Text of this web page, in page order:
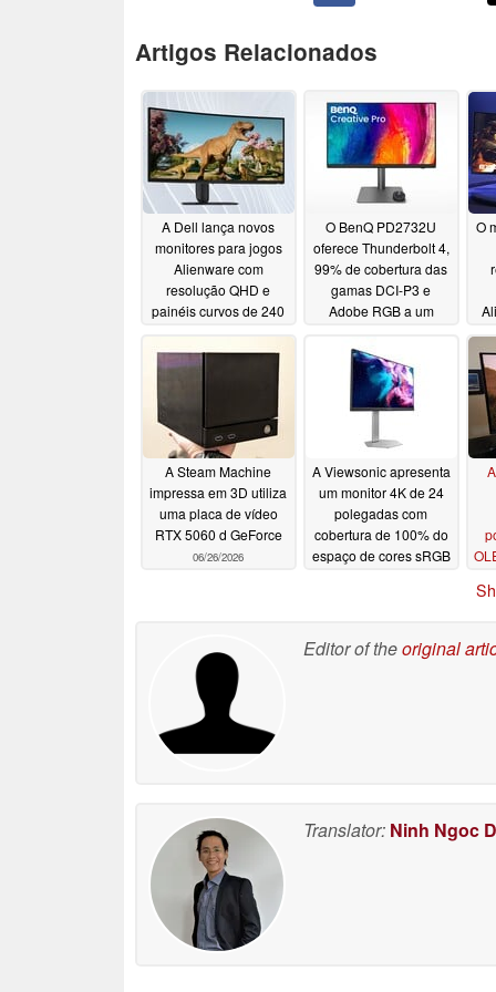
Artigos Relacionados
A Dell lança novos
monitores para jogos
Alienware com
resolução QHD e
painéis curvos de 240
07/09/2026
O BenQ PD2732U
oferece Thunderbolt 4,
99% de cobertura das
gamas DCI-P3 e
Adobe RGB a um
07/07/2026
O
A Steam Machine
impressa em 3D utiliza
uma placa de vídeo
RTX 5060 d GeForce
06/26/2026
A Viewsonic apresenta
um monitor 4K de 24
polegadas com
cobertura de 100% do
espaço de cores sRGB
Editor of theoriginal
Translator: Ninh Ngoc